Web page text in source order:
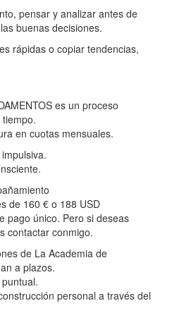
pensar y analizar antes de
buenas decisiones.
rápidas o copiar tendencias,
es un proceso
en cuotas mensuales.
de 160 € o 188 USD
pago único. Pero si deseas
contactar conmigo.
de La Academia de
a plazos.
personal a través del